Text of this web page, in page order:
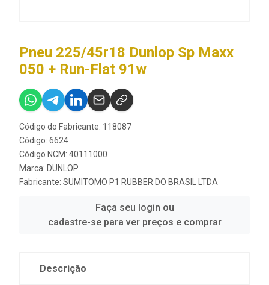
Pneu 225/45r18 Dunlop Sp Maxx
050 + Run-Flat 91w
Código do Fabricante: 118087
Código: 6624
Código NCM: 40111000
Marca: DUNLOP
Fabricante: SUMITOMO P1 RUBBER DO BRASIL LTDA
Faça seu login ou
cadastre-se para ver preços e comprar
Descrição